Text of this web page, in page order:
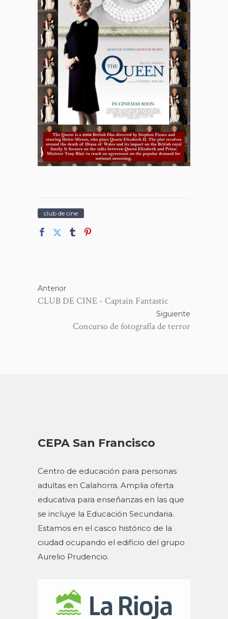
club de cine
Anterior
CLUB DE CINE - Captain Fantastic
Siguiente
Concurso de fotografía de terror
CEPA San Francisco
Centro de educación para personas
adultas en Calahorra. Amplia oferta
educativa para enseñanzas en las que
se incluye la Educación Secundaria.
Estamos en el casco histórico de la
ciudad ocupando el edificio del grupo
Aurelio Prudencio.